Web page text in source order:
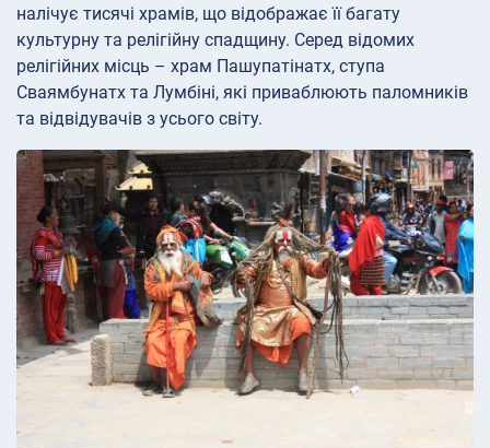
налічує тисячі храмів, що відображає її багату
культурну та релігійну спадщину. Серед відомих
релігійних місць – храм Пашупатінатх, ступа
Сваямбунатх та Лумбіні, які приваблюють паломників
та відвідувачів з усього світу.